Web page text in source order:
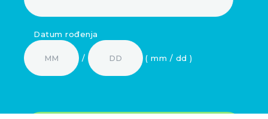
Datum rođenja
/ ( mm / dd )